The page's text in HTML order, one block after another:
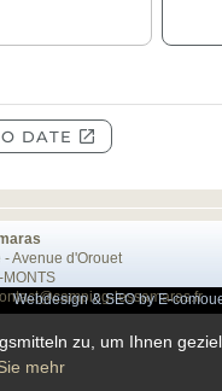
Avenue d'Orouet
lessamaras.fr
Webdesign & SEO by E-
zu, um Ihnen
mehr